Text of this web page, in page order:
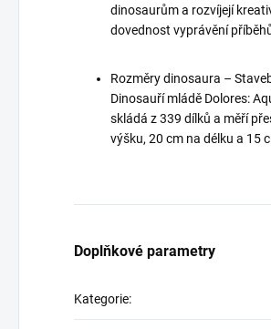
dinosaurům a rozvíjejí
dovednost vyprávění
Rozměry dinosaura –
Dinosauří mládě Dolores:
skládá z 339 dílků a měří
výšku, 20 cm na délku a 15
Doplňkové parametry
Kategorie: